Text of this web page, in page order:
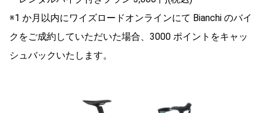
※1 か月以内にワイズロードオンラインにて Bianchi のバイ
クをご成約していただいた場合、3000 ポイントをキャッ
シュバックいたします。